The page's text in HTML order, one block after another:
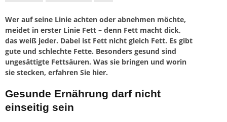
Wer auf seine Linie achten oder abnehmen möchte,
meidet in erster Linie Fett – denn Fett macht dick,
das weiß jeder. Dabei ist Fett nicht gleich Fett. Es gibt
gute und schlechte Fette. Besonders gesund sind
ungesättigte Fettsäuren. Was sie bringen und worin
sie stecken, erfahren Sie hier.
Gesunde Ernährung darf nicht
einseitig sein